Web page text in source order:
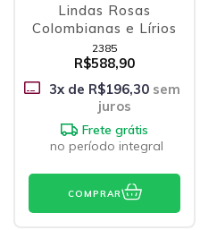
Lindas Rosas
Colombianas e Lírios
2385
R$588,90
3x de R$196,30sem
juros
Frete grátis
no período integral
COMPRAR